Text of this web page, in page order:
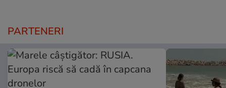
PARTENERI